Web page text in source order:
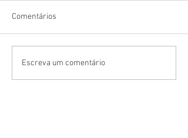
Petrochem 30 anos!
Comentários
Escreva um comentário